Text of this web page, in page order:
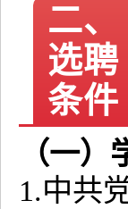
二、
选聘
条件
（一
1.中共